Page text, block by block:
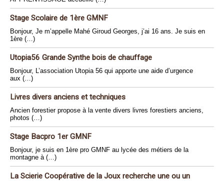
Stage Scolaire de 1ère GMNF
Bonjour, Je m’appelle Mahé Giroud Georges, j’ai 16 ans. Je suis en
1ère (…)
Utopia56 Grande Synthe bois de chauffage
Bonjour, L’association Utopia 56 qui apporte une aide d’urgence
aux (…)
Livres divers anciens et techniques
Ancien forestier propose à la vente divers livres forestiers anciens,
photos (…)
Stage Bacpro 1er GMNF
Bonjour, je suis en 1ère pro GMNF au lycée des métiers de la
montagne à (…)
La Scierie Coopérative de la Joux recherche une ou un